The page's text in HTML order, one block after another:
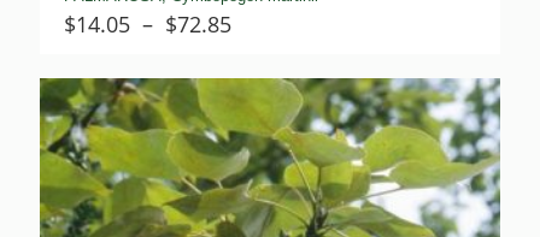
$14.05 – $72.85Plage
$14.05
$72.85